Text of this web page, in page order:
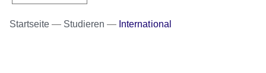
Startseite Studieren International